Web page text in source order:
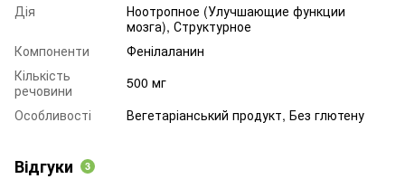
Дія
Ноотропное (Улучшающие функции
мозга), Структурное
Компоненти
Фенілаланин
Кількість
речовини
500 мг
Особливості
Вегетаріанський продукт, Без глютену
Відгуки 3